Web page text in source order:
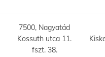
7500, Nagyatád
Kossuth utca 11.
fszt. 38.